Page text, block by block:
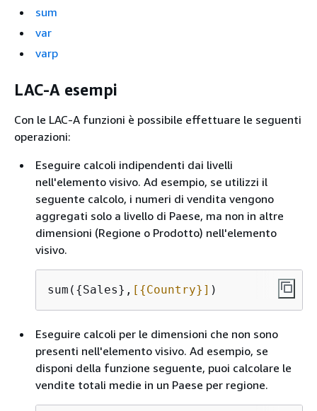
sum
var
varp
LAC-A esempi
Con le LAC-A funzioni è possibile effettuare le seguenti
operazioni:
Eseguire calcoli indipendenti dai livelli
nell'elemento visivo. Ad esempio, se utilizzi il
seguente calcolo, i numeri di vendita vengono
aggregati solo a livello di Paese, ma non in altre
dimensioni (Regione o Prodotto) nell'elemento
visivo.
sum( {Sales}, [ {Country}] )
Eseguire calcoli per le dimensioni che non sono
presenti nell'elemento visivo. Ad esempio, se
disponi della funzione seguente, puoi calcolare le
vendite totali medie in un Paese per regione.